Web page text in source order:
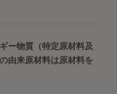
ー物質（特定原材料及
由来原材料は原材料を